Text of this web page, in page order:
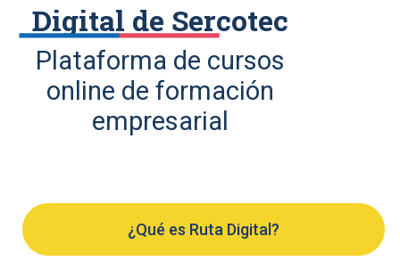
Digital de Sercotec
Plataforma de cursos
online de formación
empresarial
¿Qué es Ruta Digital?